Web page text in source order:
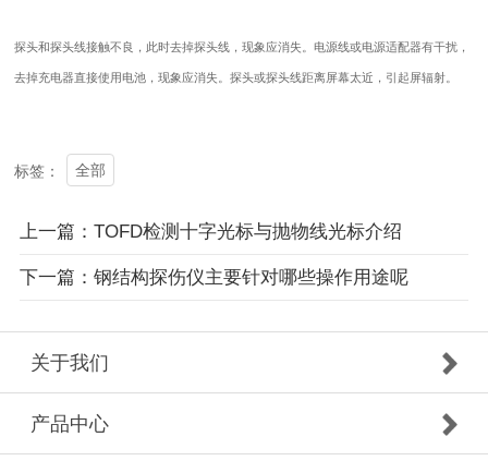
探头和探头线接触不良，此时去掉探头线，现象应消失。电源线或电源适配器有干扰，
去掉充电器直接使用电池，现象应消失。探头或探头线距离屏幕太近，引起屏辐射。
标签： 全部
上一篇：TOFD检测十字光标与抛物线光标介绍
下一篇：钢结构探伤仪主要针对哪些操作用途呢
关于我们
产品中心